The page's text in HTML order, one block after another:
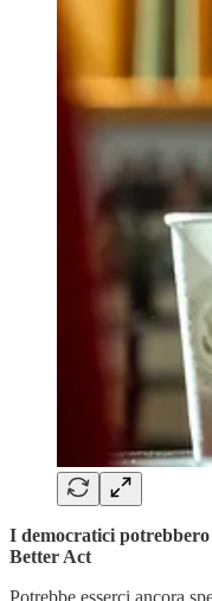
I democratici
Better Act
Potrebbe esserci ancora